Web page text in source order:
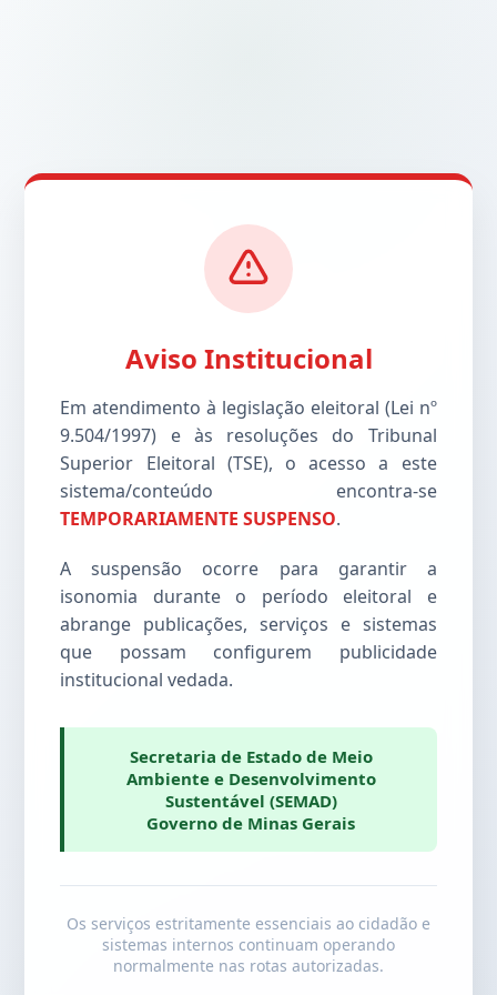
Aviso Institucional
Em atendimento à legislação eleitoral (Lei nº
9.504/1997) e às resoluções do Tribunal
Superior Eleitoral (TSE), o acesso a este
sistema/conteúdo encontra-se
TEMPORARIAMENTE SUSPENSO.
A suspensão ocorre para garantir a
isonomia durante o período eleitoral e
abrange publicações, serviços e sistemas
que possam configurem publicidade
institucional vedada.
Secretaria de Estado de Meio
Ambiente e Desenvolvimento
Sustentável (SEMAD)
Governo de Minas Gerais
Os serviços estritamente essenciais ao cidadão e
sistemas internos continuam operando
normalmente nas rotas autorizadas.